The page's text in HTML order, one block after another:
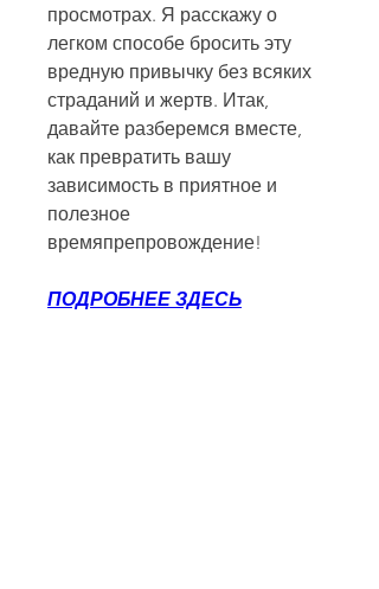
просмотрах. Я расскажу о
легком способе бросить эту
вредную привычку без всяких
страданий и жертв. Итак,
давайте разберемся вместе,
как превратить вашу
зависимость в приятное и
полезное
времяпрепровождение!
ПОДРОБНЕЕ ЗДЕСЬ